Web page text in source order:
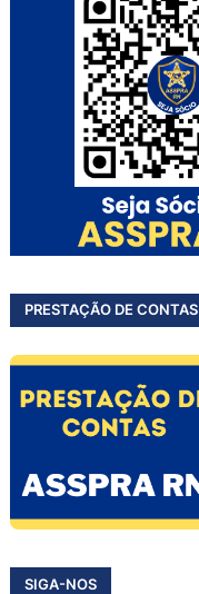
PRESTAÇÃO DE CONTAS
SIGA-NOS